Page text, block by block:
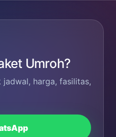
Umroh?
harga, fasilitas,